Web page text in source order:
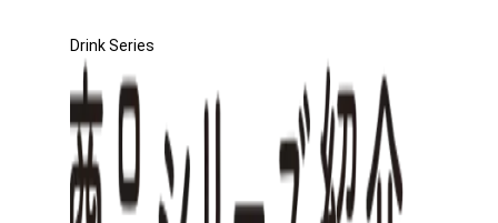
Drink Series